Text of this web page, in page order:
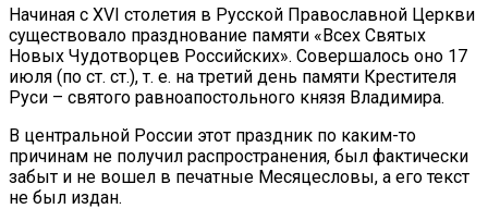
Начиная с XVI столетия в Русской Православной Церкви
существовало празднование памяти «Всех Святых
Новых Чудотворцев Российских». Совершалось оно 17
июля (по ст. ст.), т. е. на третий день памяти Крестителя
Руси – святого равноапостольного князя Владимира.
В центральной России этот праздник по каким-то
причинам не получил распространения, был фактически
забыт и не вошел в печатные Месяцесловы, а его текст
не был издан.